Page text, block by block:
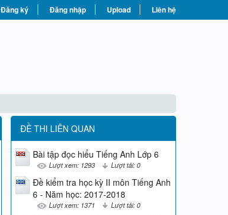
Đăng ký Đăng nhập Upload Liên hệ
ĐỀ THI LIÊN QUAN
Bài tập đọc hiểu Tiếng Anh Lớp 6
Lượt xem: 1293 Lượt tải: 0
Đề kiểm tra học kỳ II môn Tiếng Anh
6 - Năm học: 2017-2018
Lượt xem: 1371 Lượt tải: 0